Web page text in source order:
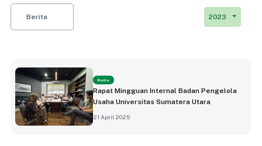
Berita 2023
Berita
Rapat Mingguan Internal Badan Pengelola
Usaha Universitas Sumatera Utara
21 April 2025